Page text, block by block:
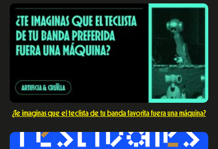
¿Te imaginas que el teclista de tu banda favorita fuera una máquina?